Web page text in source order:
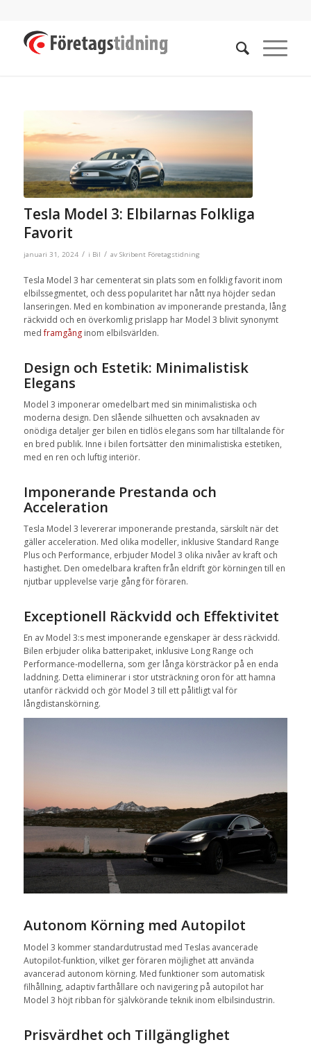
Tesla Model 3: Elbilarnas Folkliga
Favorit
januari 31, 2024 / i Bil / av Skribent Företagstidning
Tesla Model 3 har cementerat sin plats som en folklig favorit inom
elbilssegmentet, och dess popularitet har nått nya höjder sedan
lanseringen. Med en kombination av imponerande prestanda, lång
räckvidd och en överkomlig prislapp har Model 3 blivit synonymt
medframgånginom elbilsvärlden.
Design och Estetik: Minimalistisk
Elegans
Model 3 imponerar omedelbart med sin minimalistiska och
moderna design. Den slående silhuetten och avsaknaden av
onödiga detaljer ger bilen en tidlös elegans som har tilltalande för
en bred publik. Inne i bilen fortsätter den minimalistiska estetiken,
med en ren och luftig interiör.
Imponerande Prestanda och
Acceleration
Tesla Model 3 levererar imponerande prestanda, särskilt när det
gäller acceleration. Med olika modeller, inklusive Standard Range
Plus och Performance, erbjuder Model 3 olika nivåer av kraft och
hastighet. Den omedelbara kraften från eldrift gör körningen till en
njutbar upplevelse varje gång för föraren.
Exceptionell Räckvidd och Effektivitet
En av Model 3:s mest imponerande egenskaper är dess räckvidd.
Bilen erbjuder olika batteripaket, inklusive Long Range och
Performance-modellerna, som ger långa körsträckor på en enda
laddning. Detta eliminerar i stor utsträckning oron för att hamna
utanför räckvidd och gör Model 3 till ett pålitligt val för
långdistanskörning.
Autonom Körning med Autopilot
Model 3 kommer standardutrustad med Teslas avancerade
Autopilot-funktion, vilket ger föraren möjlighet att använda
avancerad autonom körning. Med funktioner som automatisk
filhållning, adaptiv farthållare och navigering på autopilot har
Model 3 höjt ribban för självkörande teknik inom elbilsindustrin.
Prisvärdhet och Tillgänglighet